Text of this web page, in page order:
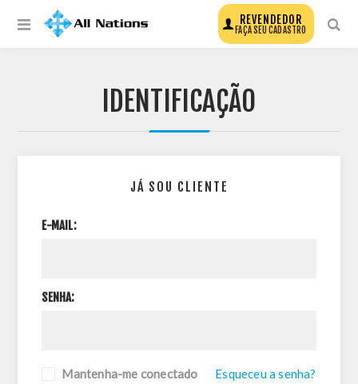
REVENDEDOR
FAÇA SEU CADASTRO
IDENTIFICAÇÃO
JÁ SOU CLIENTE
E-MAIL:
SENHA:
Mantenha-me conectado Esqueceu a senha?